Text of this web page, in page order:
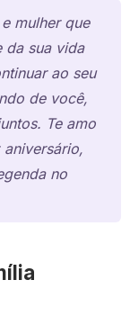
mulher que
da sua vida
ao seu
de você,
Te amo
no